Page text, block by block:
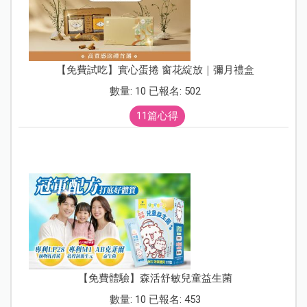
【免費試吃】實心蛋捲 窗花綻放｜彌月禮盒
數量: 10 已報名: 502
11篇心得
【免費體驗】森活舒敏兒童益生菌
數量: 10 已報名: 453